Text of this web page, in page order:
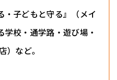
・子どもと守る』（メイ
学校・通学路・遊び場・
）など。